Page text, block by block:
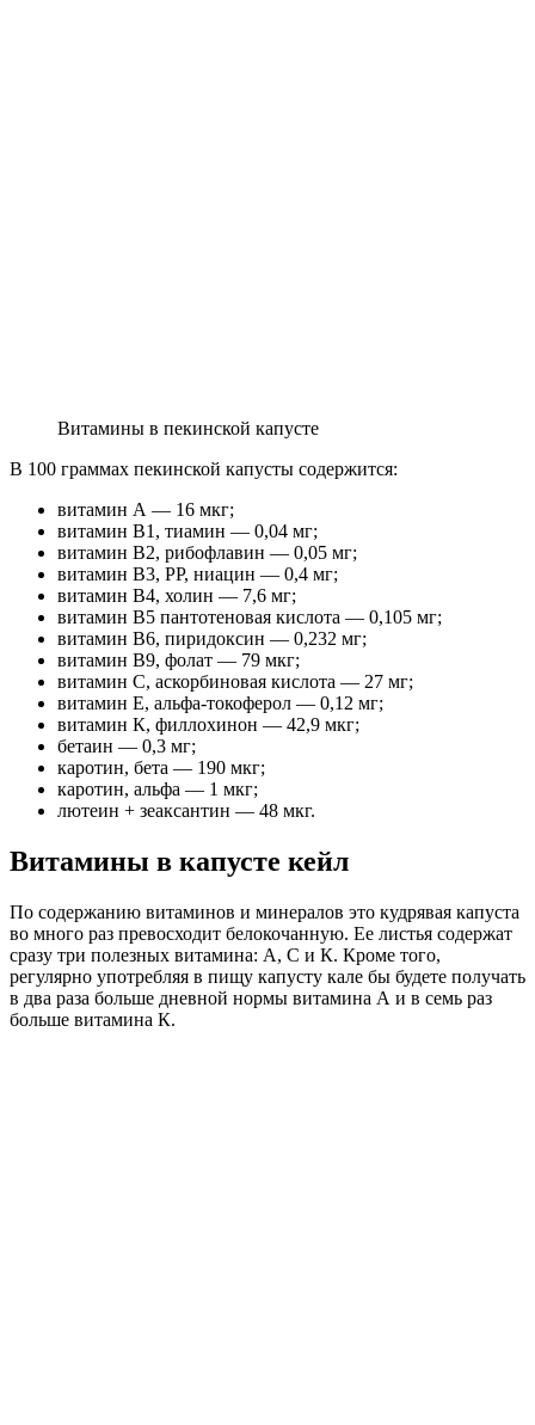
Витамины в пекинской капусте
В 100 граммах пекинской капусты содержится:
витамин А — 16 мкг;
витамин B1, тиамин — 0,04 мг;
витамин B2, рибофлавин — 0,05 мг;
витамин B3, PP, ниацин — 0,4 мг;
витамин B4, холин — 7,6 мг;
витамин B5 пантотеновая кислота — 0,105 мг;
витамин B6, пиридоксин — 0,232 мг;
витамин B9, фолат — 79 мкг;
витамин С, аскорбиновая кислота — 27 мг;
витамин Е, альфа-токоферол — 0,12 мг;
витамин К, филлохинон — 42,9 мкг;
бетаин — 0,3 мг;
каротин, бета — 190 мкг;
каротин, альфа — 1 мкг;
лютеин + зеаксантин — 48 мкг.
Витамины в капусте кейл
По содержанию витаминов и минералов это кудрявая капуста
во много раз превосходит белокочанную. Ее листья содержат
сразу три полезных витамина: А, С и К. Кроме того,
регулярно употребляя в пищу капусту кале бы будете получать
в два раза больше дневной нормы витамина А и в семь раз
больше витамина К.